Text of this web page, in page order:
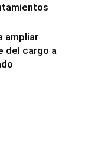
ampliar
del cargo a